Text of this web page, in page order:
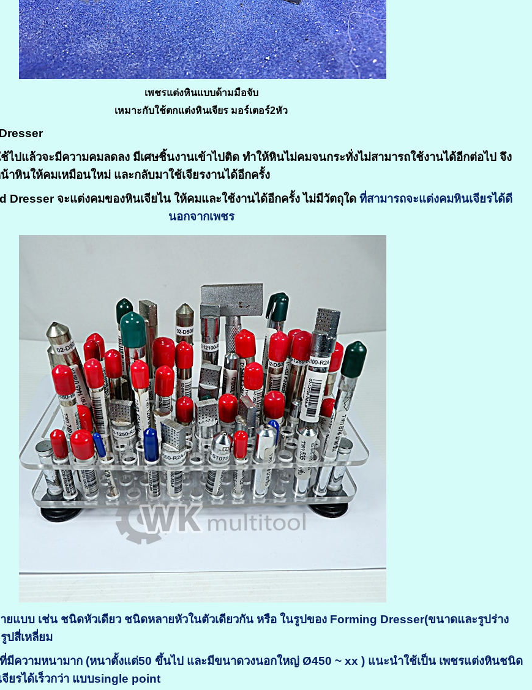
เพชรแต่งหินแบบด้ามมือจับ
เหมาะกับใช้ตกแต่งหินเจียร มอร์เตอร์2หัว
ช้ไปแล้วจะมีความคมลดลง มีเศษชิ้นงานเข้าไปติด ทำให้หินไม่คมจนกระทั่งไม่สามารถใช้งานได้อีกต่อไป จึง
าหินให้คมเหมือนใหม่ และกลับมาใช้เจียรงานได้อีกครั้ง
Dresser จะแต่งคมของหินเจียไน ให้คมและใช้งานได้อีกครั้ง ไม่มีวัตถุใดที่สามารถจะแต่งคมหินเจียรได้ดี
นอกจากเพชร
ยแบบ เช่น ชนิดหัวเดียว ชนิดหลายหัวในตัวเดียวกัน หรือ ในรูปของ Forming Dresser(ขนาดและรูปร่าง
ปสี่เหลี่ยม
ที่มีความหนามาก (หนาตั้งแต่50 ขึ้นไป และมีขนาดวงนอกใหญ่ Ø450 ~ xx ) แนะนำใช้เป็น เพชรแต่งหินชนิด
ยรได้เร็วกว่า แบบsingle point